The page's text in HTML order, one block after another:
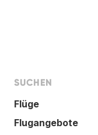
SUCHEN
Flüge
Flugangebote